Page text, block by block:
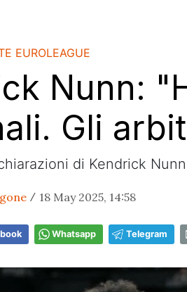
EUROLEAGUE
Nunn:
Gli
di Kendrick
/ 18 May 2025, 14:58
Whatsapp Telegram